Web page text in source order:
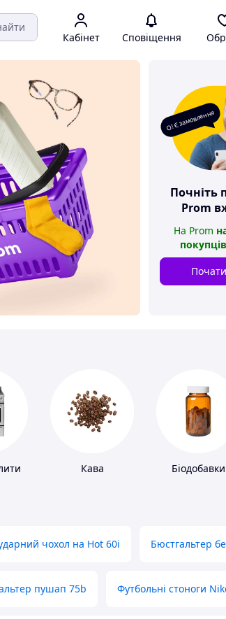
Кабінет Сповіщення
О! Є замовлення
Почніть
Prom
На Prom
покупців
Кава Біодобавки
чохол на Hot 60i Бюстгальтер
пушап 75b Футбольні стоноги